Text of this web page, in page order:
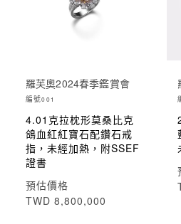
羅芙奧2024春季鑑賞會
編號001
4.01克拉枕形莫桑比克
鴿血紅紅寶石配鑽石戒
指，未經加熱，附SSEF
證書
預估價格
TWD 8,800,000